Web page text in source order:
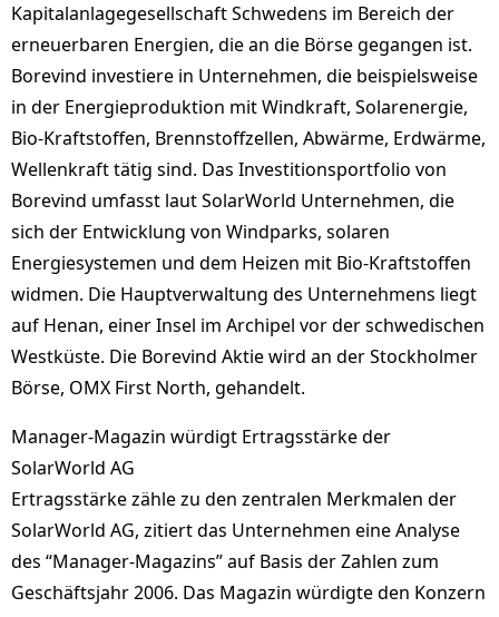
Kapitalanlagegesellschaft Schwedens im Bereich der
erneuerbaren Energien, die an die Börse gegangen ist.
Borevind investiere in Unternehmen, die beispielsweise
in der Energieproduktion mit Windkraft, Solarenergie,
Bio-Kraftstoffen, Brennstoffzellen, Abwärme, Erdwärme,
Wellenkraft tätig sind. Das Investitionsportfolio von
Borevind umfasst laut SolarWorld Unternehmen, die
sich der Entwicklung von Windparks, solaren
Energiesystemen und dem Heizen mit Bio-Kraftstoffen
widmen. Die Hauptverwaltung des Unternehmens liegt
auf Henan, einer Insel im Archipel vor der schwedischen
Westküste. Die Borevind Aktie wird an der Stockholmer
Börse, OMX First North, gehandelt.
Manager-Magazin würdigt Ertragsstärke der
SolarWorld AG
Ertragsstärke zähle zu den zentralen Merkmalen der
SolarWorld AG, zitiert das Unternehmen eine Analyse
des “Manager-Magazins” auf Basis der Zahlen zum
Geschäftsjahr 2006. Das Magazin würdigte den Konzern